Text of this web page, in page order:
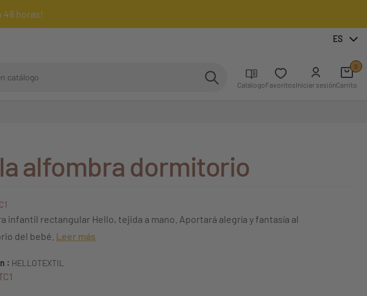
48 horas!
ES
CatálogoFavoritosIniciar sesiónCarrito
0
alfombra dormitorio
infantil rectangular Hello, tejida a mano. Aportará alegría y fantasía al
del bebé. Leer más
: HELLOTEXTIL